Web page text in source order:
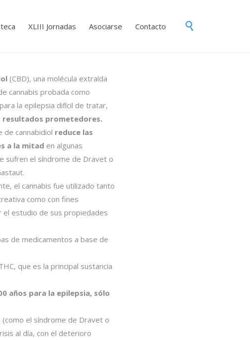
Skip
XLIII Jornadas Asociarse Contacto 
(CBD), una molécula extraída
cannabis probada como
la epilepsia difícil de tratar,
resultados prometedores.
de cannabidiol reduce las
a la mitad en algunas
sufren el síndrome de Dravet o
el cannabis fue utilizado tanto
como con fines
el estudio de sus propiedades
de medicamentos a base de
que es la principal sustancia
años para la epilepsia, sólo
el síndrome de Dravet o
al día, con el deterioro